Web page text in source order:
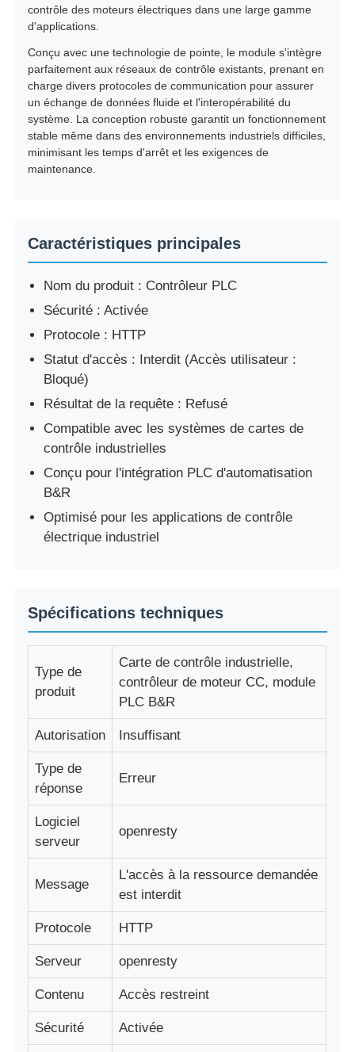
Aperçu
Produits
Contact
Demande de soumission
variateur de fréquence
Contrôleur logique programmable
Dispositif de démarrage en douceur
Moteur des articulations du robot
réducteur de vitesse
SERVO MOTEUR CA
contrôle des moteurs électriques dans une large gamme
d'applications.
Conçu avec une technologie de pointe, le module s'intègre
parfaitement aux réseaux de contrôle existants, prenant en
charge divers protocoles de communication pour assurer
un échange de données fluide et l'interopérabilité du
système. La conception robuste garantit un fonctionnement
stable même dans des environnements industriels difficiles,
minimisant les temps d'arrêt et les exigences de
maintenance.
Caractéristiques principales
Nom du produit : Contrôleur PLC
Sécurité : Activée
Protocole : HTTP
Statut d'accès : Interdit (Accès utilisateur :
Bloqué)
Résultat de la requête : Refusé
Compatible avec les systèmes de cartes de
contrôle industrielles
Conçu pour l'intégration PLC d'automatisation
B&R
Optimisé pour les applications de contrôle
électrique industriel
Spécifications techniques
Type de
produit
Carte de contrôle industrielle,
contrôleur de moteur CC, module
PLC B&R
Autorisation Insuffisant
Type de
réponse
Erreur
Logiciel
serveur
openresty
Message
L'accès à la ressource demandée
est interdit
Protocole HTTP
Serveur openresty
Contenu Accès restreint
Sécurité Activée